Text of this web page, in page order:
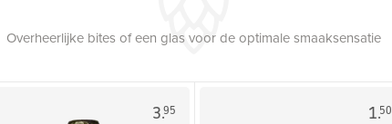
Overheerlijke bites of een glas voor de optimale smaaksensatie
3.95 1.50